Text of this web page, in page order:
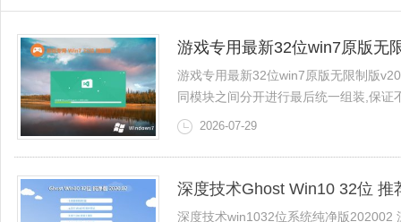
游戏专用最新32位win7原版无
游戏专用最新32位win7原版无限制版
同模块之间分开进行最后统一组装,保证
2026-07-29
深度技术Ghost Win10 32位 推
深度技术win1032位系统纯净版202002